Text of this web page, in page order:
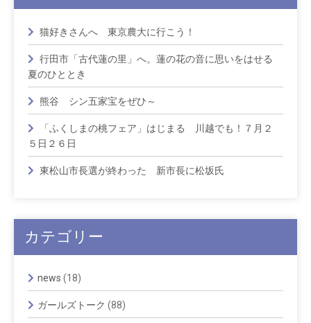
猫好きさんへ 東京農大に行こう！
行田市「古代蓮の里」へ。蓮の花の音に思いをはせる
夏のひととき
熊谷 シン五家宝をぜひ～
「ふくしまの桃フェア」はじまる 川越でも！７月２
５日２６日
東松山市長選が終わった 新市長に松坂氏
カテゴリー
news (18)
ガールズトーク (88)